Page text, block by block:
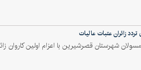
زائران عتبات عالیات
شهرستان قصرشیرین با اعزام اولین